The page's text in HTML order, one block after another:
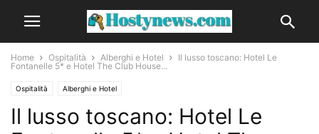
Home Ospitalità Alberghi e Hotel
Il lusso toscano: Hotel Le
Fontanelle 5* e Hotel The Club House...
Ospitalità Alberghi e Hotel
Il lusso toscano: Hotel Le